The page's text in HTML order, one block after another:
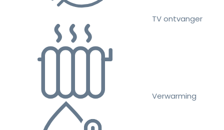
TV ontvanger
Verwarming